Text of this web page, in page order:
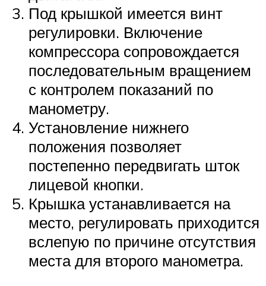
Под крышкой имеется винт
регулировки. Включение
компрессора сопровождается
последовательным вращением
с контролем показаний по
манометру.
Установление нижнего
положения позволяет
постепенно передвигать шток
лицевой кнопки.
Крышка устанавливается на
место, регулировать приходится
вслепую по причине отсутствия
места для второго манометра.